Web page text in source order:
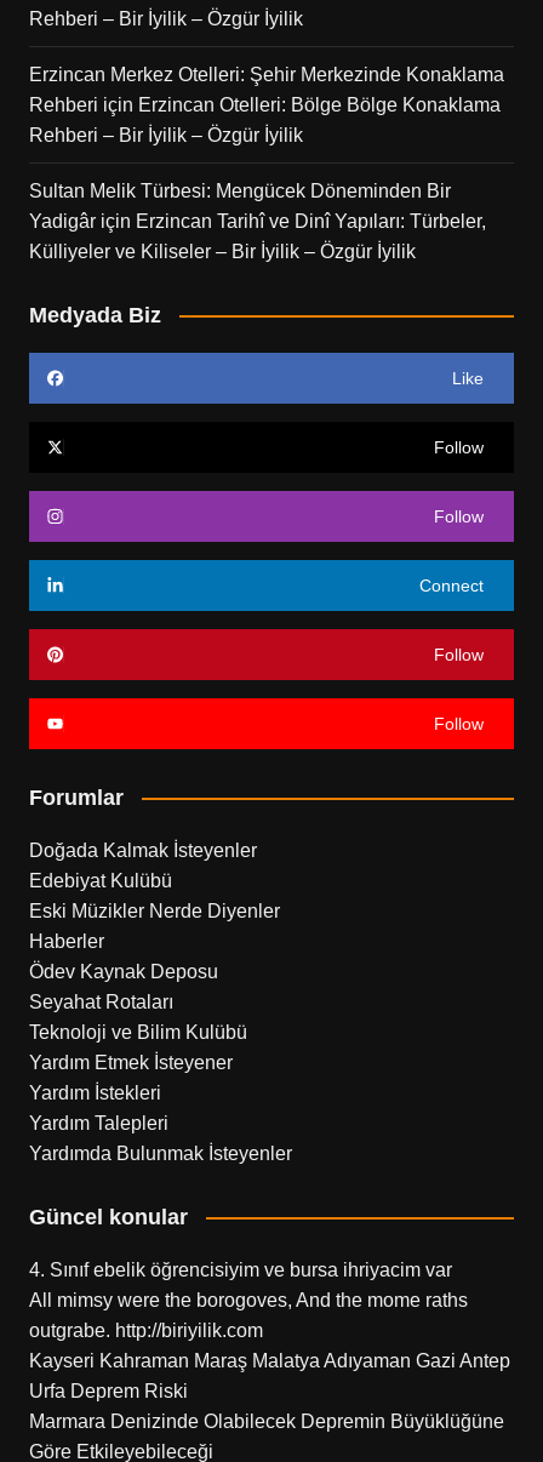
Rehberi – Bir İyilik – Özgür İyilik
Erzincan Merkez Otelleri: Şehir Merkezinde Konaklama
Rehberi için Erzincan Otelleri: Bölge Bölge Konaklama
Rehberi – Bir İyilik – Özgür İyilik
Sultan Melik Türbesi: Mengücek Döneminden Bir
Yadigâriçin Erzincan Tarihî ve Dinî Yapıları: Türbeler,
Külliyeler ve Kiliseler – Bir İyilik – Özgür İyilik
Medyada Biz
Like
Follow
Follow
Connect
Follow
Follow
Forumlar
Doğada Kalmak İsteyenler
Edebiyat Kulübü
Eski Müzikler Nerde Diyenler
Haberler
Ödev Kaynak Deposu
Seyahat Rotaları
Teknoloji ve Bilim Kulübü
Yardım Etmek İsteyener
Yardım İstekleri
Yardım Talepleri
Yardımda Bulunmak İsteyenler
Güncel konular
4. Sınıf ebelik öğrencisiyim ve bursa ihriyacim var
All mimsy were the borogoves, And the mome raths
outgrabe. http://biriyilik.com
Kayseri Kahraman Maraş Malatya Adıyaman Gazi Antep
Urfa Deprem Riski
Marmara Denizinde Olabilecek Depremin Büyüklüğüne
Göre Etkileyebileceği